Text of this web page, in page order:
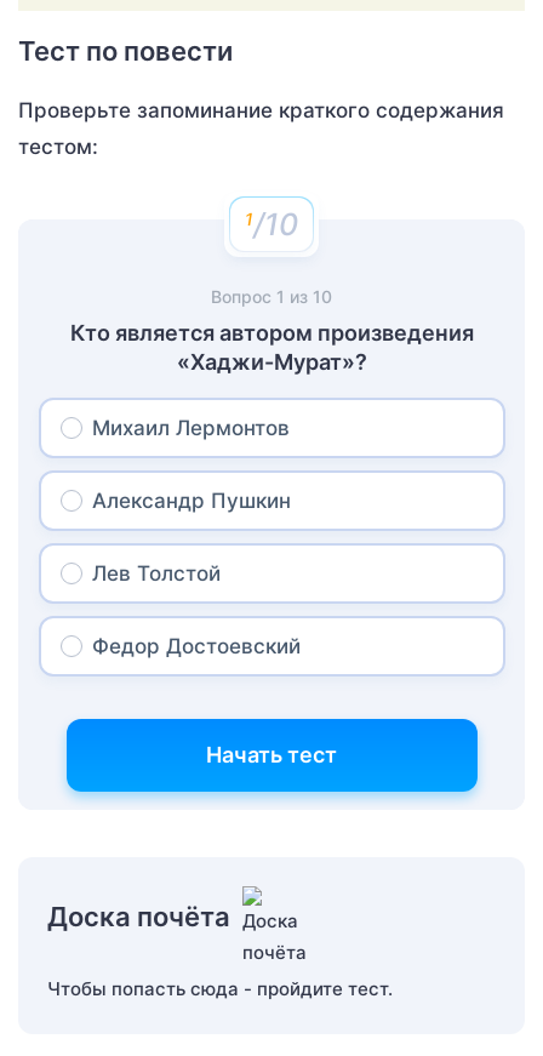
Тест по повести
Проверьте запоминание краткого содержания
тестом:
/10
Вопрос 1 из 10
Кто является автором произведения
«Хаджи-Мурат»?
Михаил Лермонтов
Александр Пушкин
Лев Толстой
Федор Достоевский
Начать тест
Доска почёта
Чтобы попасть сюда - пройдите тест.